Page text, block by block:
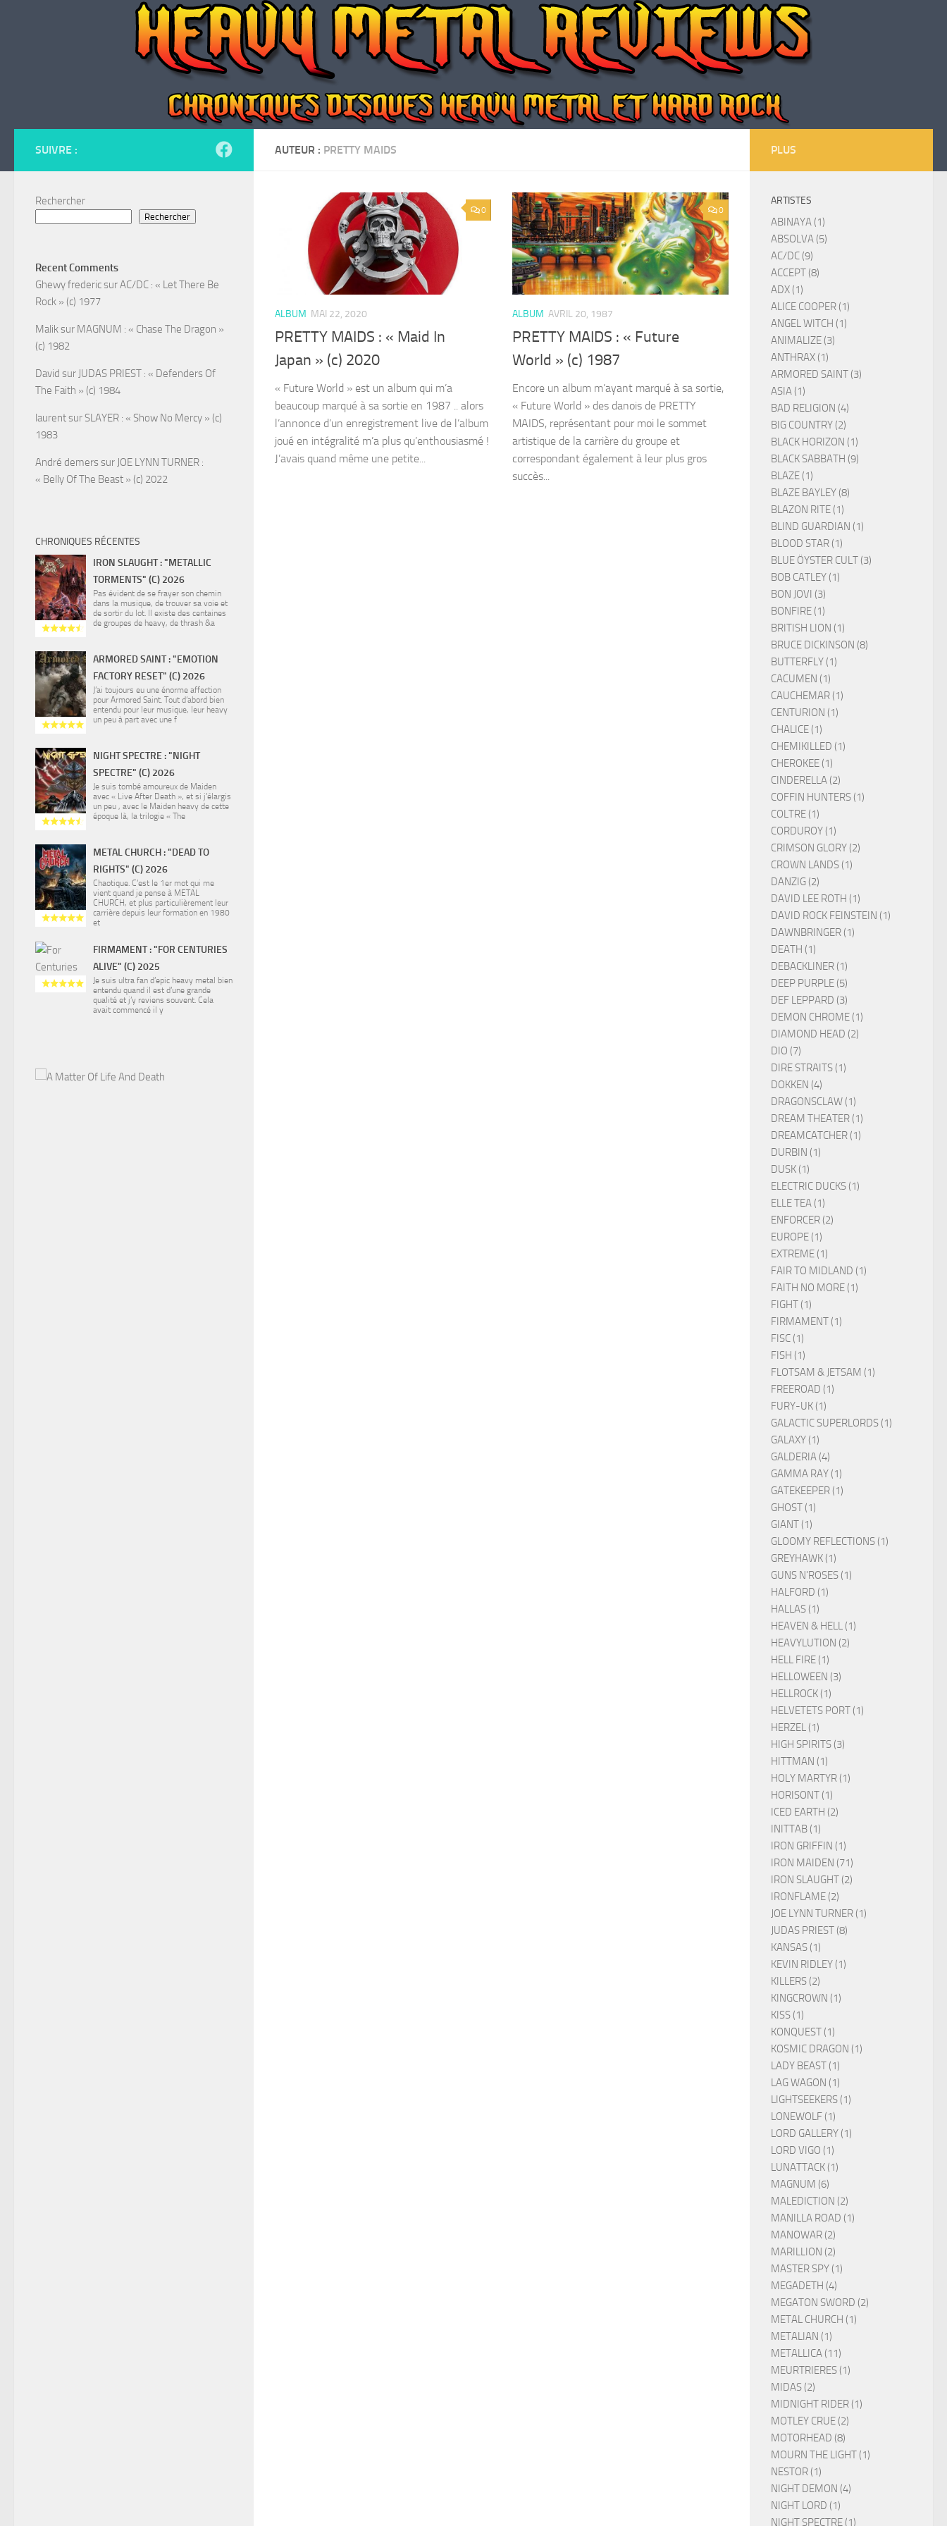
AUTEUR : PRETTY MAIDS
0
ALBUM MAI 22, 2020
PRETTY MAIDS : « Maid In
Japan » (c) 2020
« Future World » est un album qui m’a
beaucoup marqué à sa sortie en 1987 .. alors
l’annonce d’un enregistrement live de l’album
joué en intégralité m’a plus qu’enthousiasmé !
J’avais quand même une petite...
0
ALBUM AVRIL 20, 1987
PRETTY MAIDS : « Future
World » (c) 1987
Encore un album m’ayant marqué à sa sortie,
« Future World » des danois de PRETTY
MAIDS, représentant pour moi le sommet
artistique de la carrière du groupe et
correspondant également à leur plus gros
succès...
SUIVRE :
Rechercher
Rechercher
Recent Comments
Ghewy fredericsurAC/DC : « Let There Be
Rock » (c) 1977
Maliksur MAGNUM : « Chase The Dragon »
(c) 1982
David sur JUDAS PRIEST : « Defenders Of
The Faith » (c) 1984
laurentsur SLAYER : « Show No Mercy » (c)
1983
André demerssur JOE LYNN TURNER :
« Belly Of The Beast » (c) 2022
CHRONIQUES RÉCENTES
IRON SLAUGHT : "METALLIC
TORMENTS" (C) 2026
Pas évident de se frayer son chemin
dans la musique, de trouver sa voie et
de sortir du lot. Il existe des centaines
de groupes de heavy, de thrash &a
ARMORED SAINT : "EMOTION
FACTORY RESET" (C) 2026
J’ai toujours eu une énorme affection
pour Armored Saint. Tout d’abord bien
entendu pour leur musique, leur heavy
un peu à part avec une f
NIGHT SPECTRE : "NIGHT
SPECTRE" (C) 2026
Je suis tombé amoureux de Maiden
avec « Live After Death », et si j’élargis
un peu , avec le Maiden heavy de cette
époque là, la trilogie « The
METAL CHURCH : "DEAD TO
RIGHTS" (C) 2026
Chaotique. C’est le 1er mot qui me
vient quand je pense à METAL
CHURCH, et plus particulièrement leur
carrière depuis leur formation en 1980
et
FIRMAMENT : "FOR CENTURIES
ALIVE" (C) 2025
Je suis ultra fan d’epic heavy metal bien
entendu quand il est d’une grande
qualité et j’y reviens souvent. Cela
avait commencé il y
PLUS
ARTISTES
ABINAYA (1)
ABSOLVA (5)
AC/DC (9)
ACCEPT (8)
ADX (1)
ALICE COOPER (1)
ANGEL WITCH (1)
ANIMALIZE (3)
ANTHRAX (1)
ARMORED SAINT (3)
ASIA (1)
BAD RELIGION (4)
BIG COUNTRY (2)
BLACK HORIZON (1)
BLACK SABBATH (9)
BLAZE (1)
BLAZE BAYLEY (8)
BLAZON RITE (1)
BLIND GUARDIAN (1)
BLOOD STAR (1)
BLUE ÖYSTER CULT (3)
BOB CATLEY (1)
BON JOVI (3)
BONFIRE (1)
BRITISH LION (1)
BRUCE DICKINSON (8)
BUTTERFLY (1)
CACUMEN (1)
CAUCHEMAR (1)
CENTURION (1)
CHALICE (1)
CHEMIKILLED (1)
CHEROKEE (1)
CINDERELLA (2)
COFFIN HUNTERS (1)
COLTRE (1)
CORDUROY (1)
CRIMSON GLORY (2)
CROWN LANDS (1)
DANZIG (2)
DAVID LEE ROTH (1)
DAVID ROCK FEINSTEIN (1)
DAWNBRINGER (1)
DEATH (1)
DEBACKLINER (1)
DEEP PURPLE (5)
DEF LEPPARD (3)
DEMON CHROME (1)
DIAMOND HEAD (2)
DIO (7)
DIRE STRAITS (1)
DOKKEN (4)
DRAGONSCLAW (1)
DREAM THEATER (1)
DREAMCATCHER (1)
DURBIN (1)
DUSK (1)
ELECTRIC DUCKS (1)
ELLE TEA (1)
ENFORCER (2)
EUROPE (1)
EXTREME (1)
FAIR TO MIDLAND (1)
FAITH NO MORE (1)
FIGHT (1)
FIRMAMENT (1)
FISC (1)
FISH (1)
FLOTSAM & JETSAM (1)
FREEROAD (1)
FURY-UK (1)
GALACTIC SUPERLORDS (1)
GALAXY (1)
GALDERIA (4)
GAMMA RAY (1)
GATEKEEPER (1)
GHOST (1)
GIANT (1)
GLOOMY REFLECTIONS (1)
GREYHAWK (1)
GUNS N'ROSES (1)
HALFORD (1)
HALLAS (1)
HEAVEN & HELL (1)
HEAVYLUTION (2)
HELL FIRE (1)
HELLOWEEN (3)
HELLROCK (1)
HELVETETS PORT (1)
HERZEL (1)
HIGH SPIRITS (3)
HITTMAN (1)
HOLY MARTYR (1)
HORISONT (1)
ICED EARTH (2)
INITTAB (1)
IRON GRIFFIN (1)
IRON MAIDEN (71)
IRON SLAUGHT (2)
IRONFLAME (2)
JOE LYNN TURNER (1)
JUDAS PRIEST (8)
KANSAS (1)
KEVIN RIDLEY (1)
KILLERS (2)
KINGCROWN (1)
KISS (1)
KONQUEST (1)
KOSMIC DRAGON (1)
LADY BEAST (1)
LAG WAGON (1)
LIGHTSEEKERS (1)
LONEWOLF (1)
LORD GALLERY (1)
LORD VIGO (1)
LUNATTACK (1)
MAGNUM (6)
MALEDICTION (2)
MANILLA ROAD (1)
MANOWAR (2)
MARILLION (2)
MASTER SPY (1)
MEGADETH (4)
MEGATON SWORD (2)
METAL CHURCH (1)
METALIAN (1)
METALLICA (11)
MEURTRIERES (1)
MIDAS (2)
MIDNIGHT RIDER (1)
MOTLEY CRUE (2)
MOTORHEAD (8)
MOURN THE LIGHT (1)
NESTOR (1)
NIGHT DEMON (4)
NIGHT LORD (1)
NIGHT SPECTRE (1)